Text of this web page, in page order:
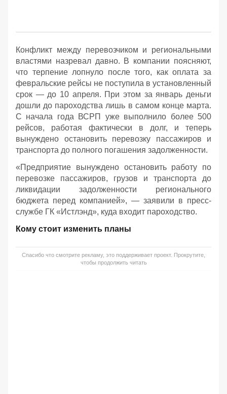
Конфликт между перевозчиком и региональными
властями назревал давно. В компании поясняют,
что терпение лопнуло после того, как оплата за
февральские рейсы не поступила в установленный
срок — до 10 апреля. При этом за январь деньги
дошли до пароходства лишь в самом конце марта.
С начала года ВСРП уже выполнило более 500
рейсов, работая фактически в долг, и теперь
вынуждено остановить перевозку пассажиров и
транспорта до полного погашения задолженности.
«Предприятие вынуждено остановить работу по
перевозке пассажиров, грузов и транспорта до
ликвидации задолженности регионального
бюджета перед компанией», — заявили в пресс-
службе ГК «Истлэнд», куда входит пароходство.
Кому стоит изменить планы
Спасибо что смотрите рекламу, это поддерживает проект. Прокрутите,
чтобы продолжить читать